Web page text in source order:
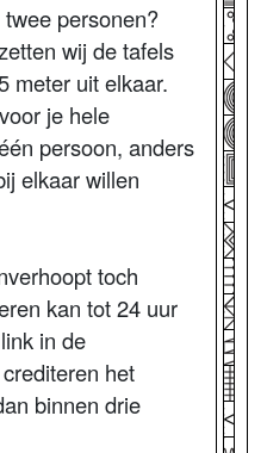
personen?
wij de tafels
meter uit elkaar.
je hele
persoon, anders
elkaar willen
toch
kan tot 24 uur
in de
het
binnen drie